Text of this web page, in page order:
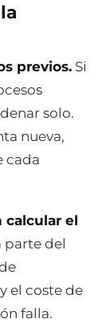
previos. Si
solo.
nueva,
cada
calcular el
parte del
el coste de
falla.